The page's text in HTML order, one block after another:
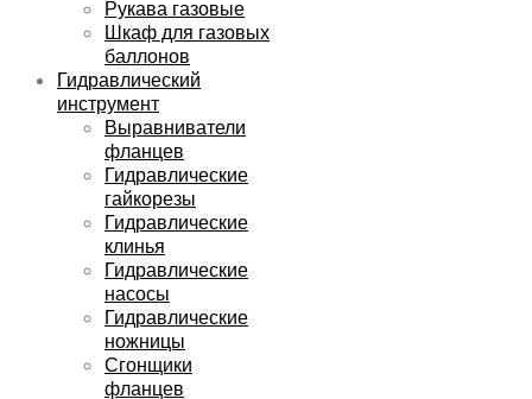
Рукава газовые
Шкаф для газовых
баллонов
Гидравлический
инструмент
Выравниватели
фланцев
Гидравлические
гайкорезы
Гидравлические
клинья
Гидравлические
насосы
Гидравлические
ножницы
Сгонщики
фланцев